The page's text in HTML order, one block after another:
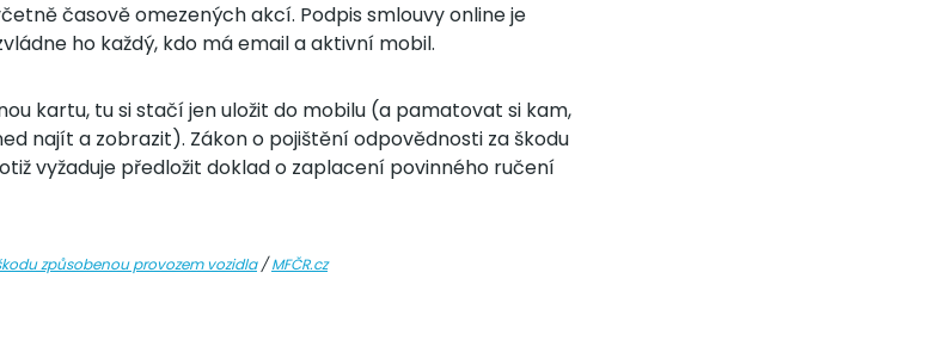
časově omezených akcí. Podpis smlouvy online je
ho každý, kdo má email a aktivní mobil.
kartu, tu si stačí jen uložit do mobilu (a pamatovat si kam,
najít a zobrazit). Zákon o pojištění odpovědnosti za škodu
vyžaduje předložit doklad o zaplacení povinného ručení
způsobenou provozem vozidla/MFČR.cz